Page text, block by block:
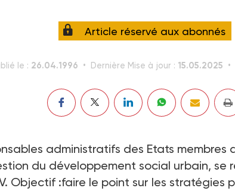
Article réservé aux abonnés
le : 26.04.1996 Dernière Mise à jour : 15.05.2025
administratifs des Etats membres
du développement social urbain, se
Objectif :faire le point sur les stratégies